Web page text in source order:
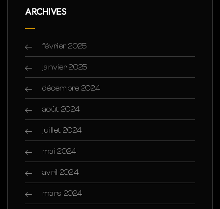
ARCHIVES
février 2025
janvier 2025
décembre 2024
août 2024
juillet 2024
mai 2024
avril 2024
mars 2024